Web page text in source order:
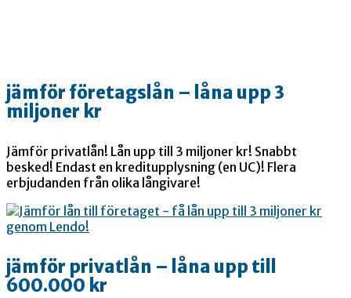
jämför företagslån – låna upp 3
miljoner kr
Jämför privatlån! Lån upp till 3 miljoner kr! Snabbt
besked! Endast en kreditupplysning (en UC)! Flera
erbjudanden från olika långivare!
jämför privatlån – låna upp till
600.000 kr